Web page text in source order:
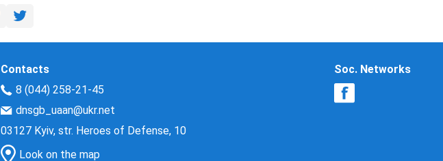
Contacts
8 (044) 258-21-45
dnsgb_uaan@ukr.net
03127 Kyiv, str. Heroes of Defense, 10
Look on the map
Soc. Networks